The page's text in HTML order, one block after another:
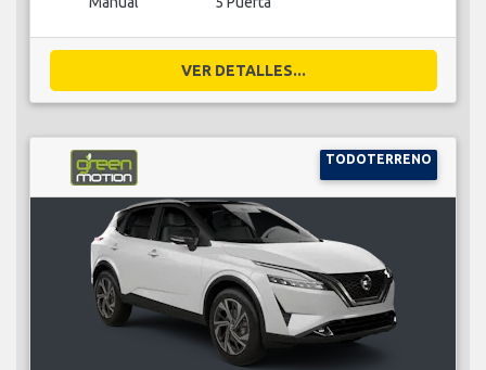
VER DETALLES...
TODOTERRENO